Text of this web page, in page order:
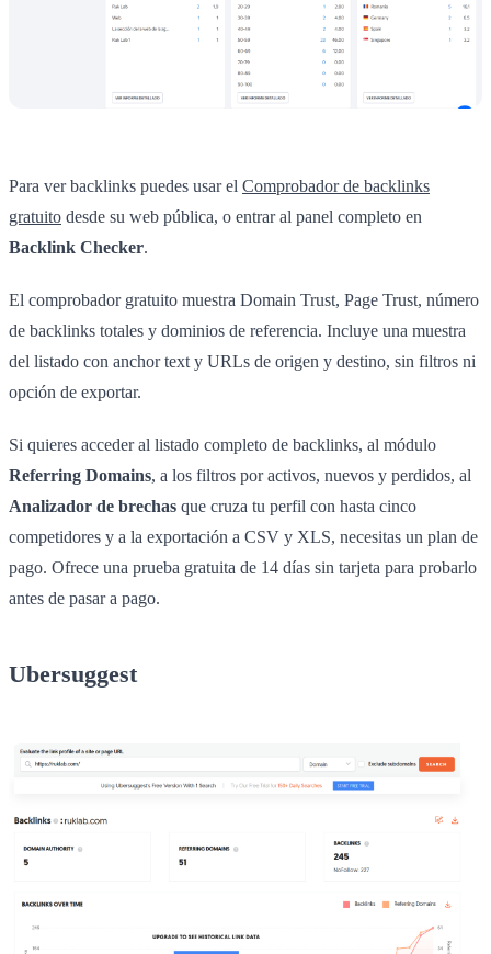
Para ver backlinks puedes usar el Comprobador de backlinks
gratuito desde su web pública, o entrar al panel completo en
Backlink Checker.
El comprobador gratuito muestra Domain Trust, Page Trust, número
de backlinks totales y dominios de referencia. Incluye una muestra
del listado con anchor text y URLs de origen y destino, sin filtros ni
opción de exportar.
Si quieres acceder al listado completo de backlinks, al módulo
Referring Domains, a los filtros por activos, nuevos y perdidos, al
Analizador de brechas que cruza tu perfil con hasta cinco
competidores y a la exportación a CSV y XLS, necesitas un plan de
pago. Ofrece una prueba gratuita de 14 días sin tarjeta para probarlo
antes de pasar a pago.
Ubersuggest